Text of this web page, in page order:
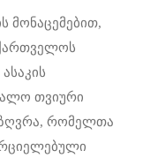
მონაცემებით,
თვიური
რომელთა